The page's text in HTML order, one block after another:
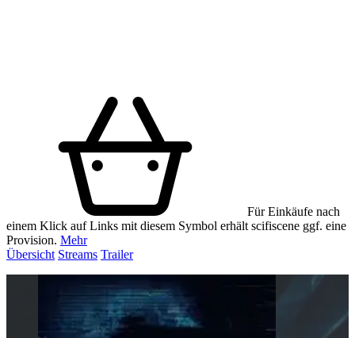
Für Einkäufe nach
einem Klick auf Links mit diesem Symbol erhält scifiscene ggf. eine
Provision. Mehr
Übersicht Streams Trailer